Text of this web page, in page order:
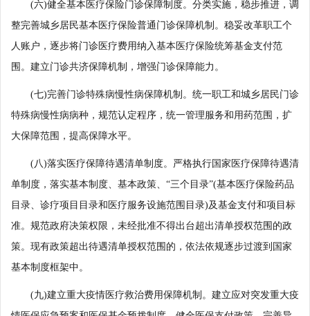
(六)健全基本医疗保险门诊保障制度。分类实施，稳步推进，调
整完善城乡居民基本医疗保险普通门诊保障机制。稳妥改革职工个
人账户，逐步将门诊医疗费用纳入基本医疗保险统筹基金支付范
围。建立门诊共济保障机制，增强门诊保障能力。
(七)完善门诊特殊病慢性病保障机制。统一职工和城乡居民门诊
特殊病慢性病病种，规范认定程序，统一管理服务和用药范围，扩
大保障范围，提高保障水平。
(八)落实医疗保障待遇清单制度。严格执行国家医疗保障待遇清
单制度，落实基本制度、基本政策、“三个目录”(基本医疗保险药品
目录、诊疗项目目录和医疗服务设施范围目录)及基金支付和项目标
准。规范政府决策权限，未经批准不得出台超出清单授权范围的政
策。现有政策超出待遇清单授权范围的，依法依规逐步过渡到国家
基本制度框架中。
(九)建立重大疫情医疗救治费用保障机制。建立应对突发重大疫